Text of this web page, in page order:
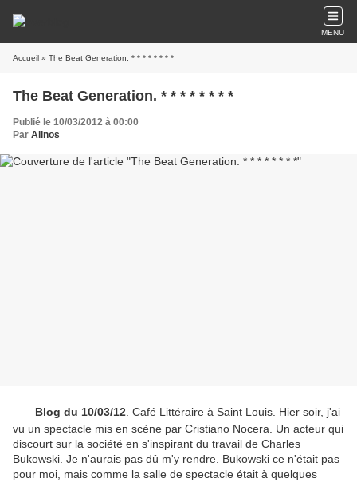
MENU
Accueil » The Beat Generation. * * * * * * * *
The Beat Generation. * * * * * * * *
Publié le 10/03/2012 à 00:00
Par Alinos
Blog du 10/03/12 . Café Littéraire à Saint Louis. Hier soir, j'ai
vu un spectacle mis en scène par Cristiano Nocera. Un acteur qui
discourt sur la société en s'inspirant du travail de Charles
Bukowski. Je n'aurais pas dû m'y rendre. Bukowski ce n'était pas
pour moi, mais comme la salle de spectacle était à quelques